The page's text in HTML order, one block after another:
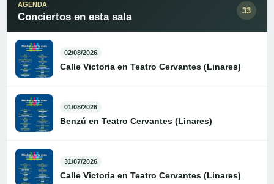
AGENDA
Conciertos en esta sala
33
02/08/2026
Calle Victoria en Teatro Cervantes (Linares)
01/08/2026
Benzú en Teatro Cervantes (Linares)
31/07/2026
Calle Victoria en Teatro Cervantes (Linares)